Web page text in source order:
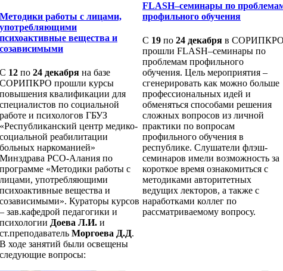
Методики работы с лицами,
употребляющими
психоактивные вещества и
созависимыми
С 12 по 24 декабря на базе
СОРИПКРО прошли курсы
повышения квалификации для
специалистов по социальной
работе и психологов ГБУЗ
«Республиканский центр медико-
социальной реабилитации
больных наркоманией»
Минздрава РСО-Алания по
программе «Методики работы с
лицами, употребляющими
психоактивные вещества и
созависимыми». Кураторы курсов
– зав.кафедрой педагогики и
психологии Доева Л.И. и
ст.преподаватель Моргоева Д.Д.
В ходе занятий были освещены
следующие вопросы:
FLASH–семинары по
профильного обучения
С 19 по 24 декабря в СОРИПКРО
прошли FLASH–семинары по
проблемам профильного
обучения. Цель мероприятия –
сгенерировать как можно больше
профессиональных идей и
обменяться способами решения
сложных вопросов из личной
практики по вопросам
профильного обучения в
республике. Слушатели флэш-
семинаров имели возможность за
короткое время ознакомиться с
методиками авторитетных
ведущих лекторов, а также с
наработками коллег по
рассматриваемому вопросу.